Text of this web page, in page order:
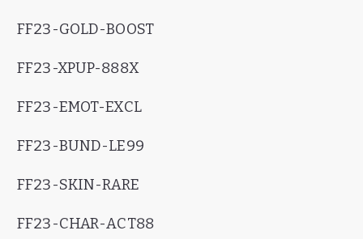
FF23-GOLD-BOOST
FF23-XPUP-888X
FF23-EMOT-EXCL
FF23-BUND-LE99
FF23-SKIN-RARE
FF23-CHAR-ACT88